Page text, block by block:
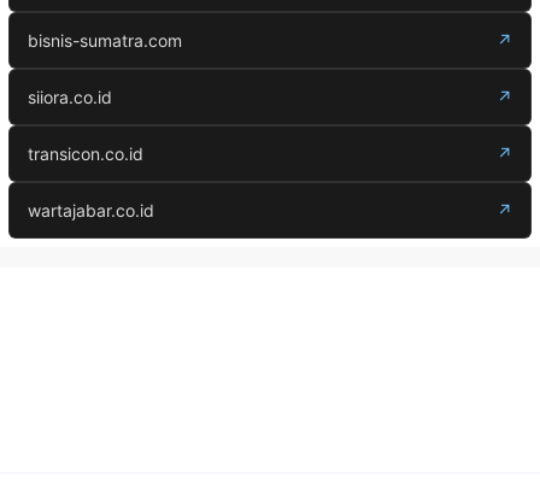
bisnis-sumatra.com ↗
siiora.co.id ↗
transicon.co.id ↗
wartajabar.co.id ↗